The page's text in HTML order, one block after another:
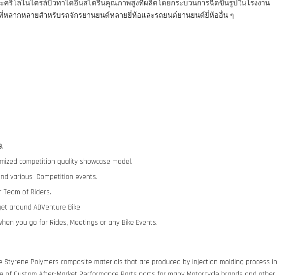
คริโลไนไตรล์บิวทาไดอีนสไตรีนคุณภาพสูงที่ผลิตโดยกระบวนการฉีดขึ้นรูปในโรงงาน
ลากหลายสำหรับรถจักรยานยนต์หลายยี่ห้อและรถยนต์ยานยนต์ยี่ห้ออื่น ๆ
.
competition quality showcase model.
various Competition events.
of Riders.
around ADVenture Bike.
you go for Rides, Meetings or any Bike Events.
Polymers composite materials that are produced by injection molding process in